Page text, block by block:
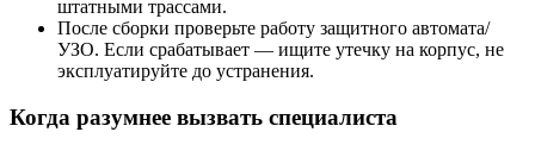
штатными трассами.
После сборки проверьте работу защитного автомата/
УЗО. Если срабатывает — ищите утечку на корпус, не
эксплуатируйте до устранения.
Когда разумнее вызвать специалиста